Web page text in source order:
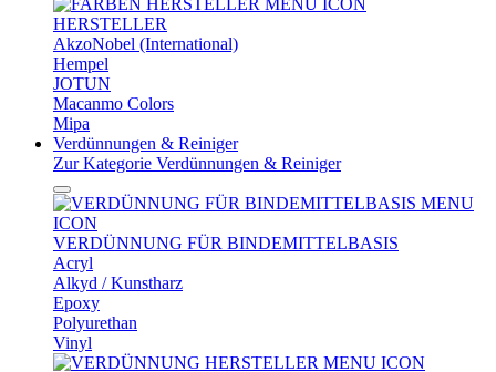
HERSTELLER
AkzoNobel (International)
Hempel
JOTUN
Macanmo Colors
Mipa
Verdünnungen & Reiniger
Zur Kategorie Verdünnungen & Reiniger
VERDÜNNUNG FÜR BINDEMITTELBASIS
Acryl
Alkyd / Kunstharz
Epoxy
Polyurethan
Vinyl